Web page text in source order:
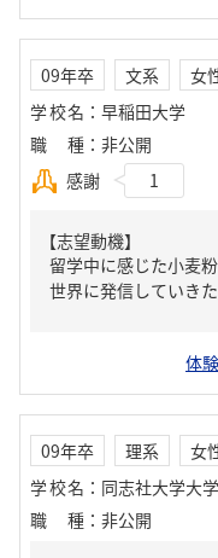
09年卒 文系
女
学校名 ： 早稲田大学
職種 ： 非公開
感謝
1
【志望動機】
留学中に感じた小麦
世界に発信していき
体
09年卒 理系
女
学校名 ： 同志社大学大
職種 ： 非公開